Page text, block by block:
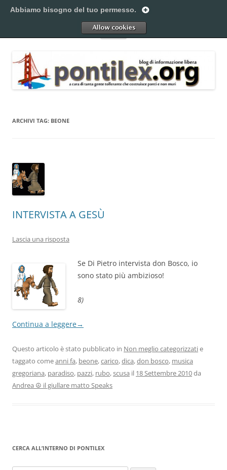
al
Pontilex
Menu
ARCHIVI TAG: BEONE
INTERVISTA A GESÙ
Lascia una risposta
Se Di Pietro intervista don Bosco, io
sono stato più ambizioso!
8)
Continua a leggere→
Questo articolo è stato pubblicato in Non meglio categorizzatie
taggato comeanni fa, beone,carico,dica,don bosco, musica
gregoriana, paradiso, pazzi, rubo,scusa il 18 Settembre 2010da
Andrea ☮ il giullare matto Speaks
CERCA ALL’INTERNO DI PONTILEX
Abbiamo bisogno del tuo permesso.